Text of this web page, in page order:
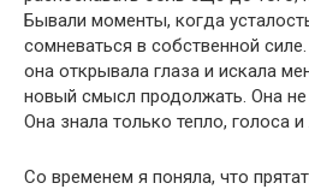
Бывали моменты, когда
сомневаться в собственной
она открывала глаза и искала
новый смысл продолжать. Она не
Она знала только тепло, голоса
Со временем я поняла, что